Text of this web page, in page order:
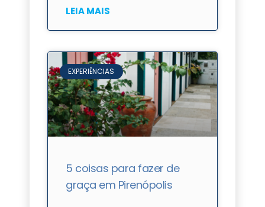
LEIA MAIS
EXPERIÊNCIAS
5 coisas para fazer de
graça em Pirenópolis